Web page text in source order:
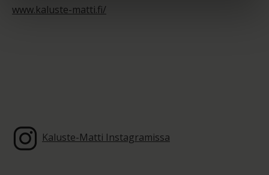
www.kaluste-matti.fi/
Kaluste-Matti Instagramissa